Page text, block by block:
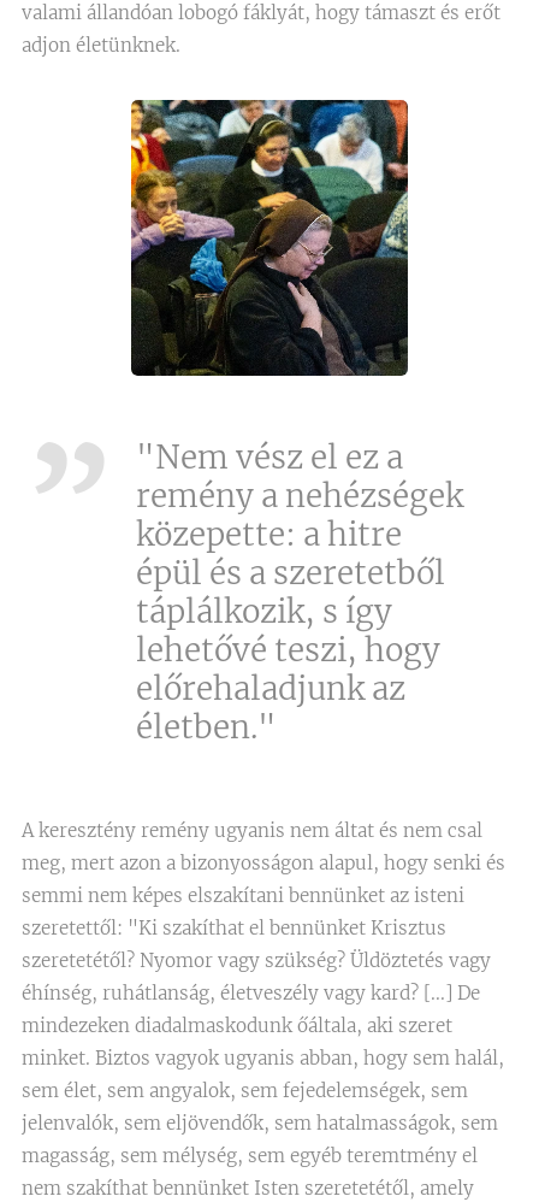
valami állandóan lobogó fáklyát, hogy támaszt és erőt
adjon életünknek.
"Nem vész el ez a
remény a nehézségek
közepette: a hitre
épül és a szeretetből
táplálkozik, s így
lehetővé teszi, hogy
előrehaladjunk az
életben."
A keresztény remény ugyanis nem áltat és nem csal
meg, mert azon a bizonyosságon alapul, hogy senki és
semmi nem képes elszakítani bennünket az isteni
szeretettől: "Ki szakíthat el bennünket Krisztus
szeretetétől? Nyomor vagy szükség? Üldöztetés vagy
éhínség, ruhátlanság, életveszély vagy kard? [...] De
mindezeken diadalmaskodunk őáltala, aki szeret
minket. Biztos vagyok ugyanis abban, hogy sem halál,
sem élet, sem angyalok, sem fejedelemségek, sem
jelenvalók, sem eljövendők, sem hatalmasságok, sem
magasság, sem mélység, sem egyéb teremtmény el
nem szakíthat bennünket Isten szeretetétől, amely